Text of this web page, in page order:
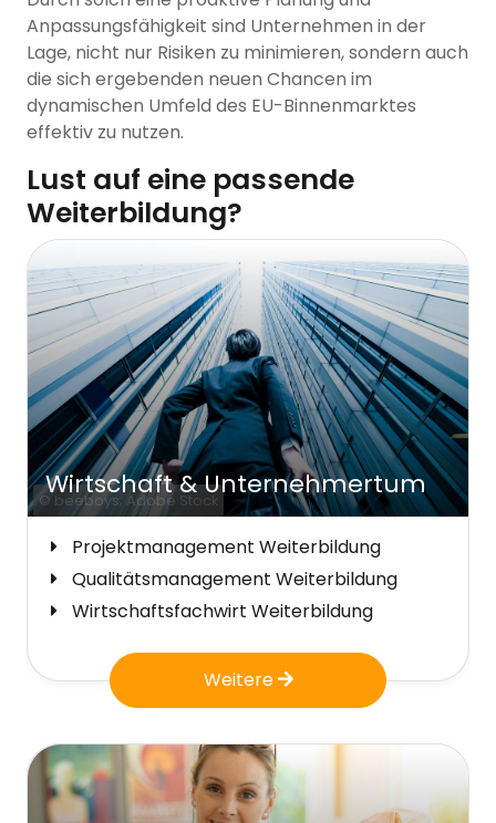
Anpassungsfähigkeit sind Unternehmen in der
Lage, nicht nur Risiken zu minimieren, sondern auch
die sich ergebenden neuen Chancen im
dynamischen Umfeld des EU-Binnenmarktes
effektiv zu nutzen.
Lust auf eine passende
Weiterbildung?
© beeboys; Adobe Stock
Wirtschaft & Unternehmertum
Projektmanagement Weiterbildung
Qualitätsmanagement Weiterbildung
Wirtschaftsfachwirt Weiterbildung
Weitere